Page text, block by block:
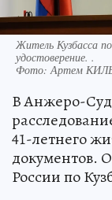
Житель Кузбасса
удостоверение. .
Фото:Артем
В Анжеро-
41-летнего
документов.
России по